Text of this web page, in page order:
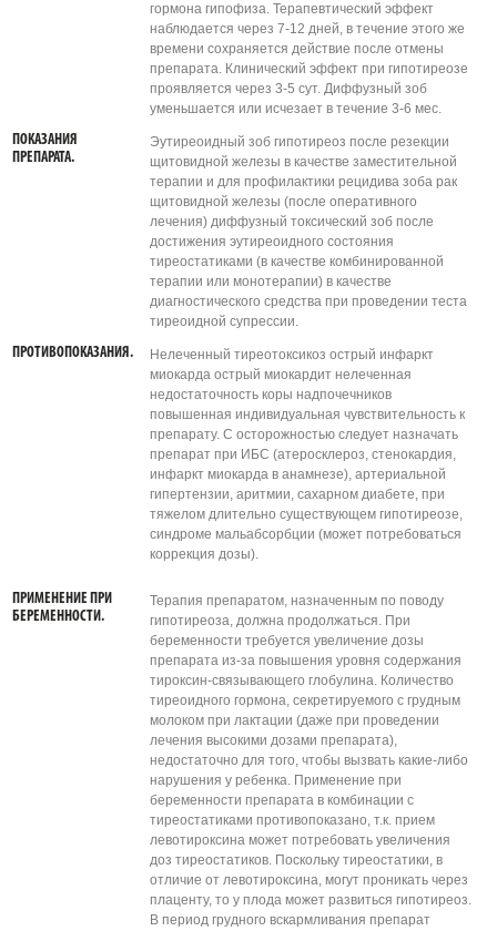
гормона гипофиза. Терапевтический эффект
наблюдается через 7-12 дней, в течение этого же
времени сохраняется действие после отмены
препарата. Клинический эффект при гипотиреозе
проявляется через 3-5 сут. Диффузный зоб
уменьшается или исчезает в течение 3-6 мес.
ПОКАЗАНИЯ
ПРЕПАРАТА.
Эутиреоидный зоб гипотиреоз после резекции
щитовидной железы в качестве заместительной
терапии и для профилактики рецидива зоба рак
щитовидной железы (после оперативного
лечения) диффузный токсический зоб после
достижения эутиреоидного состояния
тиреостатиками (в качестве комбинированной
терапии или монотерапии) в качестве
диагностического средства при проведении теста
тиреоидной супрессии.
ПРОТИВОПОКАЗАНИЯ.
Нелеченный тиреотоксикоз острый инфаркт
миокарда острый миокардит нелеченная
недостаточность коры надпочечников
повышенная индивидуальная чувствительность к
препарату. С осторожностью следует назначать
препарат при ИБС (атеросклероз, стенокардия,
инфаркт миокарда в анамнезе), артериальной
гипертензии, аритмии, сахарном диабете, при
тяжелом длительно существующем гипотиреозе,
синдроме мальабсорбции (может потребоваться
коррекция дозы).
ПРИМЕНЕНИЕ ПРИ
БЕРЕМЕННОСТИ.
Терапия препаратом, назначенным по поводу
гипотиреоза, должна продолжаться. При
беременности требуется увеличение дозы
препарата из-за повышения уровня содержания
тироксин-связывающего глобулина. Количество
тиреоидного гормона, секретируемого с грудным
молоком при лактации (даже при проведении
лечения высокими дозами препарата),
недостаточно для того, чтобы вызвать какие-либо
нарушения у ребенка. Применение при
беременности препарата в комбинации с
тиреостатиками противопоказано, т.к. прием
левотироксина может потребовать увеличения
доз тиреостатиков. Поскольку тиреостатики, в
отличие от левотироксина, могут проникать через
плаценту, то у плода может развиться гипотиреоз.
В период грудного вскармливания препарат